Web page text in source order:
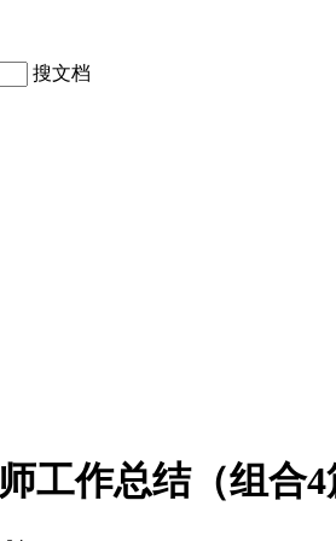
搜文档
工作总结（组合